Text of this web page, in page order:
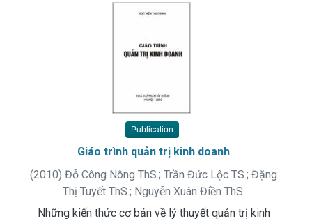
Publication
Giáo trình quản trị kinh doanh
(2010) Đỗ Công Nông ThS.; Trần Đức Lộc TS.; Đặng
Thị Tuyết ThS.; Nguyễn Xuân Điền ThS.
Những kiến thức cơ bản về lý thuyết quản trị kinh